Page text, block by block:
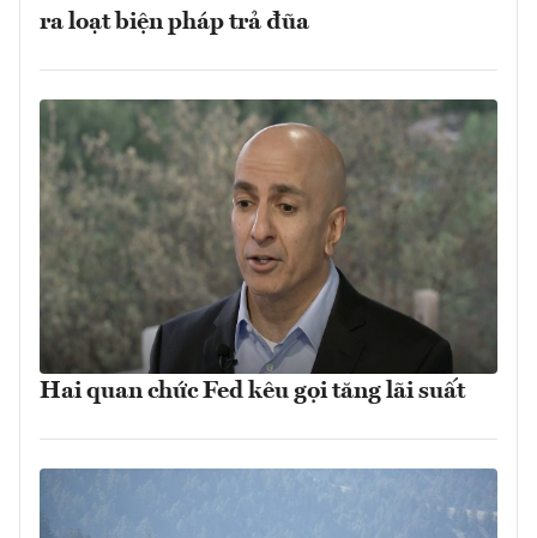
ra loạt biện pháp trả đũa
Hai quan chức Fed kêu gọi tăng lãi suất